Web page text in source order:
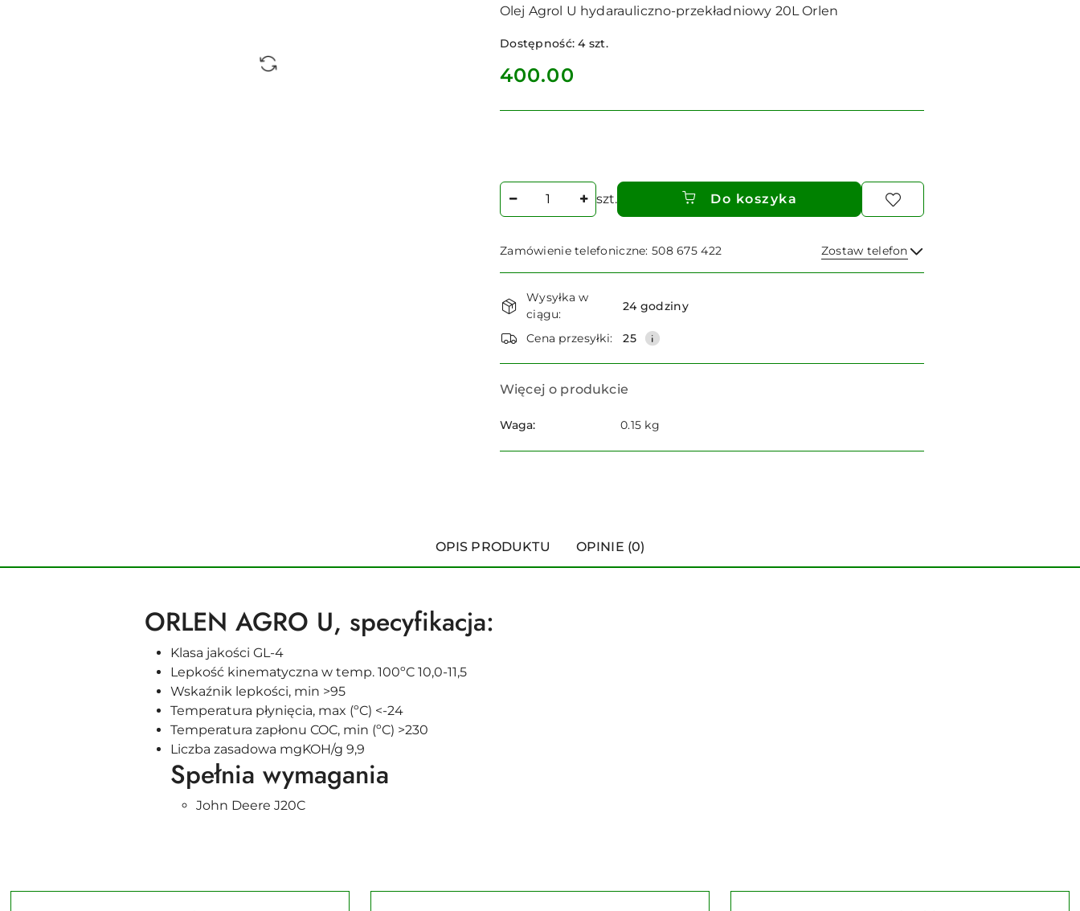
Olej Agrol U hydarauliczno-przekładniowy 20L Orlen
Dostępność:4 szt.
cena:
400.00
Ilość
szt. Do koszyka
Zamówienie telefoniczne: 508 675 422 Zostaw telefon
Wyślij
Dostępność
i
dostawa
Wysyłka w
ciągu:
24 godziny
Cena przesyłki: 25
Więcej o produkcie
Waga: 0.15 kg
OPIS PRODUKTU OPINIE (0)
ORLEN AGRO U, specyfikacja:
Klasa jakości GL-4
Lepkość kinematyczna w temp. 100ºC 10,0-11,5
Wskaźnik lepkości, min >95
Temperatura płynięcia, max (ºC) <-24
Temperatura zapłonu COC, min (ºC) >230
Liczba zasadowa mgKOH/g 9,9
Spełnia wymagania
John Deere J20C